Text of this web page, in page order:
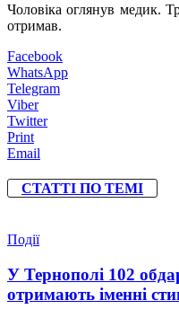
Чоловіка оглянув медик.
отримав.
Facebook
WhatsApp
Telegram
Viber
Twitter
Print
Email
СТАТТІ ПО ТЕМІ
Події
У Тернополі 102
отримають іменні